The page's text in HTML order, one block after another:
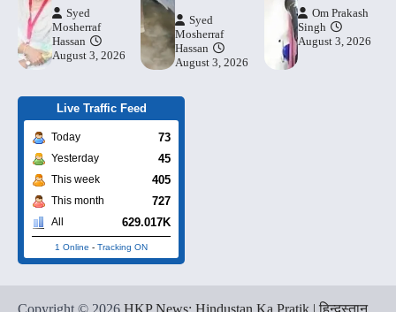
Syed
Mosherraf
Hassan
August 3, 2026
Syed
Mosherraf
Hassan
August 3, 2026
Om Prakash
Singh
August 3, 2026
Live Traffic Feed
Today 73
Yesterday 45
This week 405
This month 727
All 629.017K
1 Online - Tracking ON
Copyright © 2026 HKP News: Hindustan Ka Pratik | हिन्दुस्तान